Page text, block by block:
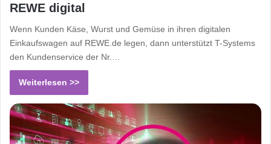
REWE digital
Wenn Kunden Käse, Wurst und Gemüse in ihren digitalen
Einkaufswagen auf REWE.de legen, dann unterstützt T-Systems
den Kundenservice der Nr.…
Weiterlesen >>